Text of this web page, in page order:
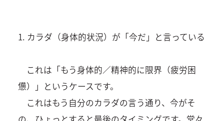
1. カラダ（身体的状況）が「今だ」と言っている
これは「もう身体的／精神的に限界（疲労困
憊）」というケースです。
これはもう自分のカラダの言う通り、今がそ